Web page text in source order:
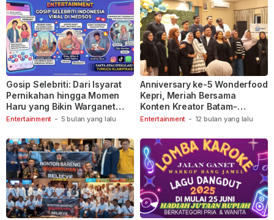
Entertainment - 5 bulan yang lalu
Gosip Selebriti: Dari Isyarat
Pernikahan hingga Momen
Haru yang Bikin Warganet
Berspekulasi
Entertainment - 12 bulan yang lalu
Anniversary ke-5 Wonderfood
Kepri, Meriah Bersama
Konten Kreator Batam-
Tanjungpinang